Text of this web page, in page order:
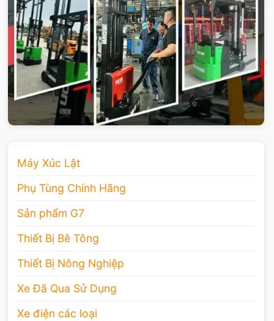
Máy Xúc Lật
Phụ Tùng Chính Hãng
Sản phẩm G7
Thiết Bị Bê Tông
Thiết Bị Nông Nghiệp
Xe Đã Qua Sử Dụng
Xe điện các loại